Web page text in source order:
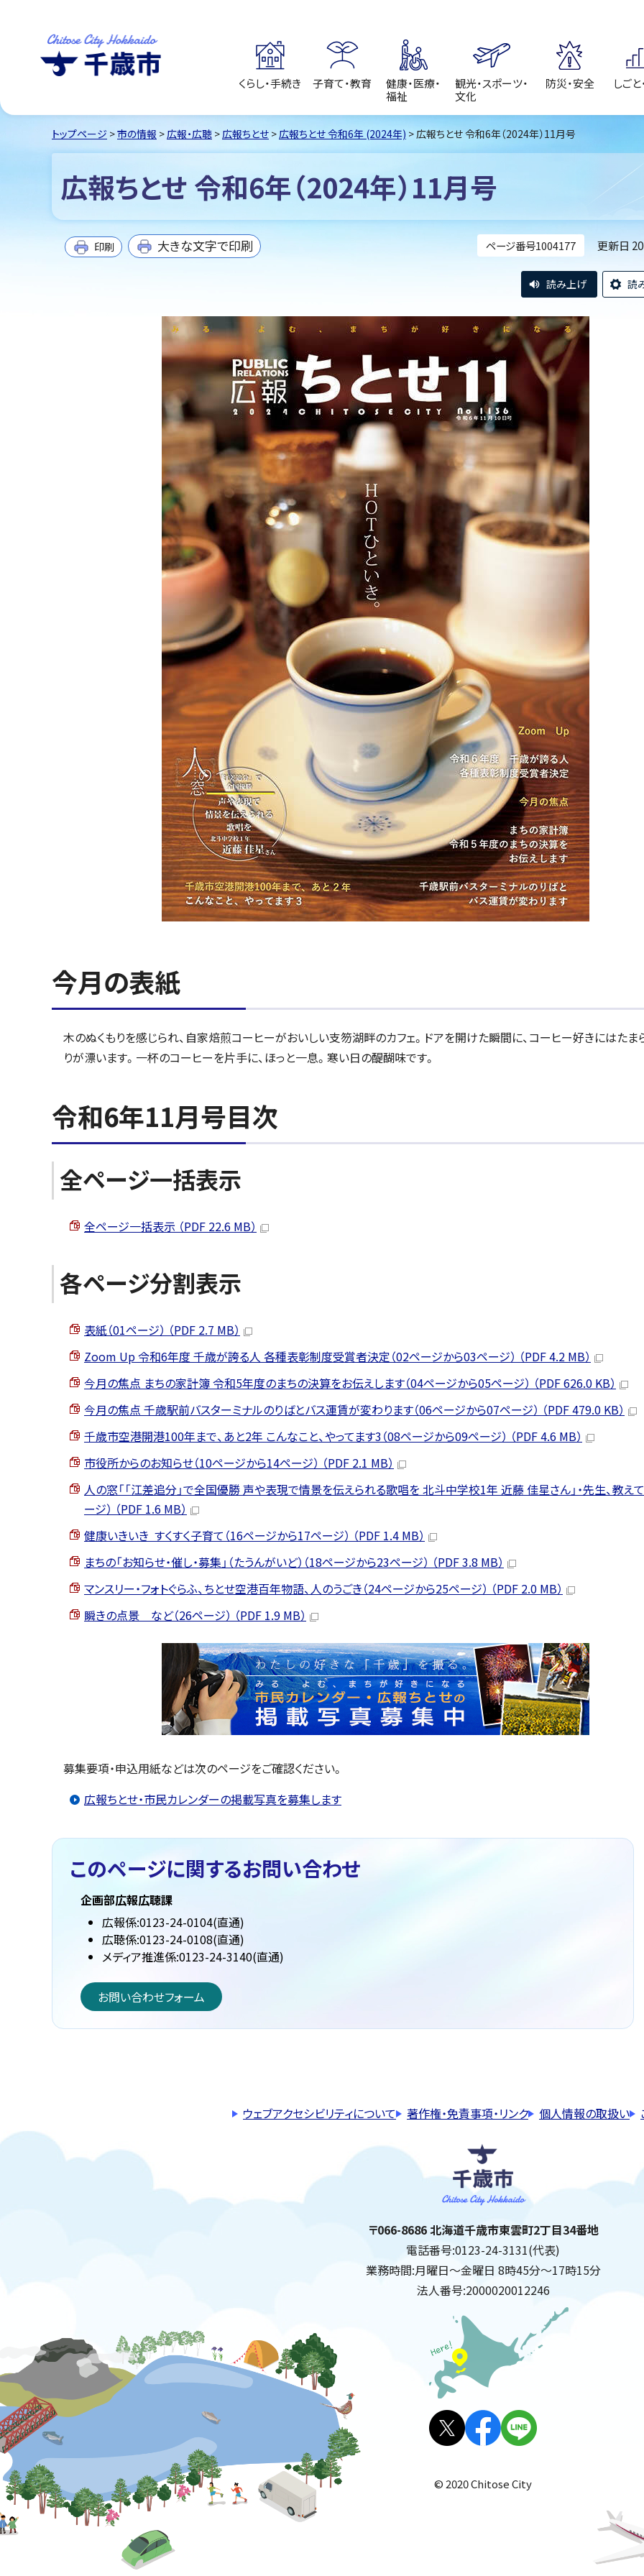
くらし・手続き 子育て・教育
健康・医療・
福祉
観光・スポーツ・
文化
防災・安全 しご
トップページ >市の情報 >広報・広聴 >広報ちとせ >広報ちとせ 令和6年 (2024年) > 広報ちとせ 令和6年（2024年）11月号
広報ちとせ 令和6年（2024年）11月号
ページ番号1004177 更新日
印刷 大きな文字で印刷
読み上げ 読
今月の表紙
木のぬくもりを感じられ、自家焙煎コーヒーがおいしい支笏湖畔のカフェ。ドアを開けた瞬間に、コーヒー好きにはたま
りが漂います。一杯のコーヒーを片手に、ほっと一息。寒い日の醍醐味です。
令和6年11月号目次
全ページ一括表示
全ページ一括表示 （PDF 22.6 MB）
各ページ分割表示
表紙（01ページ） （PDF 2.7 MB）
Zoom Up 令和6年度 千歳が誇る人 各種表彰制度受賞者決定（02ページから03ページ） （PDF 4.2 MB）
今月の焦点 まちの家計簿 令和5年度のまちの決算をお伝えします（04ページから05ページ） （PDF 626.0 KB）
今月の焦点 千歳駅前バスターミナルのりばとバス運賃が変わります（06ページから07ページ） （PDF 479.0 KB）
千歳市空港開港100年まで、あと2年 こんなこと、やってます3（08ページから09ページ） （PDF 4.6 MB）
市役所からのお知らせ（10ページから14ページ） （PDF 2.1 MB）
人の窓「「江差追分」で全国優勝 声や表現で情景を伝えられる歌唱を 北斗中学校1年 近藤 佳星さん」・先生、教えて
ージ） （PDF 1.6 MB）
健康いきいき すくすく子育て（16ページから17ページ） （PDF 1.4 MB）
まちの「お知らせ・催し・募集」（たうんがいど）（18ページから23ページ） （PDF 3.8 MB）
マンスリー・フォトぐらふ、ちとせ空港百年物語、人のうごき（24ページから25ページ） （PDF 2.0 MB）
瞬きの点景 など（26ページ） （PDF 1.9 MB）
募集要項・申込用紙などは次のページをご確認ください。
広報ちとせ・市民カレンダーの掲載写真を募集します
このページに関するお問い合わせ
企画部広報広聴課
広報係:0123-24-0104(直通)
広聴係:0123-24-0108(直通)
メディア推進係:0123-24-3140(直通)
お問い合わせフォーム
ウェブアクセシビリティについて 著作権・免責事項・リンク 個人情報の取扱い
千歳市
住所:
〒066-8686 北海道千歳市東雲町2丁目34番地
電話番号:0123-24-3131(代表)
業務時間:月曜日～金曜日 8時45分～17時15分
法人番号:2000020012246
公式SNS
er)
© 2020 Chitose City